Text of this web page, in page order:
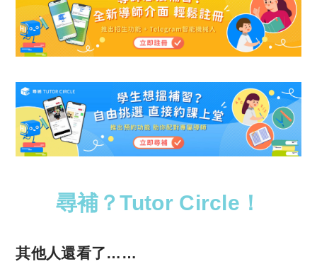
尋補？Tutor Circle！
其他人還看了……